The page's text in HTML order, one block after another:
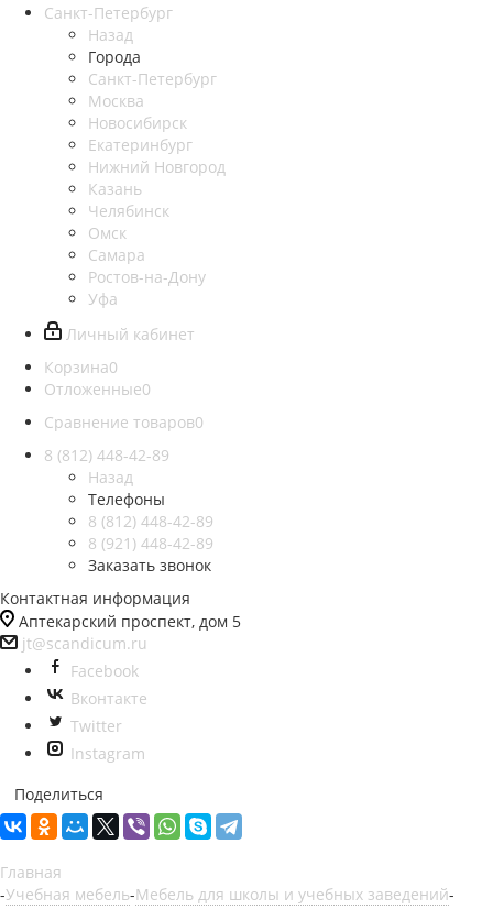
Санкт-Петербург
Назад
Города
Санкт-Петербург
Москва
Новосибирск
Екатеринбург
Нижний Новгород
Казань
Челябинск
Омск
Самара
Ростов-на-Дону
Уфа
Личный кабинет
Корзина0
Отложенные0
Сравнение товаров0
8 (812) 448-42-89
Назад
Телефоны
8 (812) 448-42-89
8 (921) 448-42-89
Заказать звонок
Контактная информация
Аптекарский проспект, дом 5
jt@scandicum.ru
Facebook
Вконтакте
Twitter
Instagram
Поделиться
Главная
-Учебная мебель-Мебель для школы и учебных заведений-